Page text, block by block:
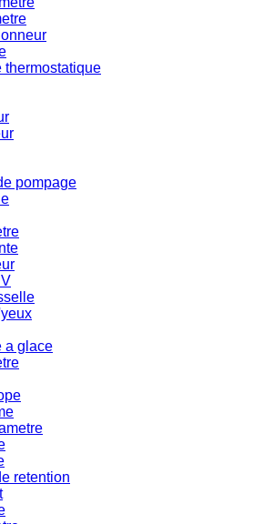
thermostatique
pompage
a glace
retention